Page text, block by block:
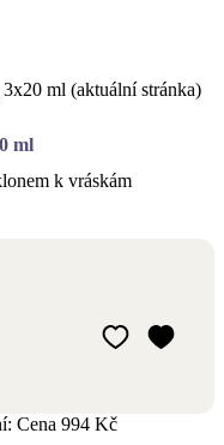
ml (aktuální stránka)
ml
k vráskám
Cena 994 Kč